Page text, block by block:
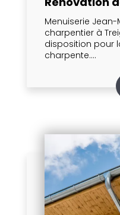
Menuiserie Jean-
charpentier à
disposition pour
charpente....